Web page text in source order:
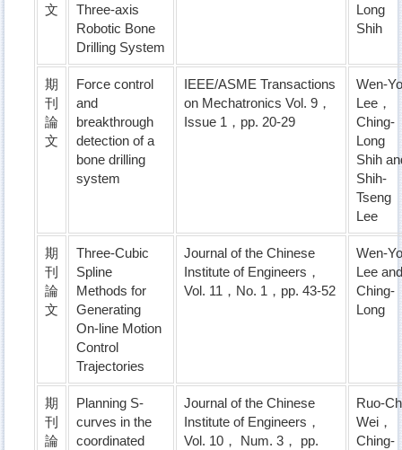
文
Three-axis
Robotic Bone
Drilling System
Long
Shih
期
刊
論
文
Force control
and
breakthrough
detection of a
bone drilling
system
IEEE/ASME Transactions
on Mechatronics Vol. 9，
Issue 1，pp. 20-29
Wen-Yo
Lee，
Ching-
Long
Shih
Shih-
Tseng
Lee
期
刊
論
文
Three-Cubic
Spline
Methods for
Generating
On-line Motion
Control
Trajectories
Journal of the Chinese
Institute of Engineers，
Vol. 11，No. 1，pp. 43-52
Wen-Yo
Lee and
Ching-
Long
期
刊
論
Planning S-
curves in the
coordinated
Journal of the Chinese
Institute of Engineers，
Vol. 10， Num. 3， pp.
Ruo-
Wei，
Ching-